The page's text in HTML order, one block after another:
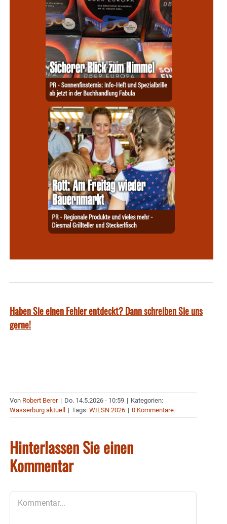
Haben Sie einen Fehler entdeckt? Dann schreiben Sie uns
gerne!
Von Robert Berer | Do. 14.5.2026 - 10:59 | Kategorien:
Wasserburg aktuell
| Tags: WIESN 2026 | 0 Kommentare
Hinterlassen Sie einen
Kommentar